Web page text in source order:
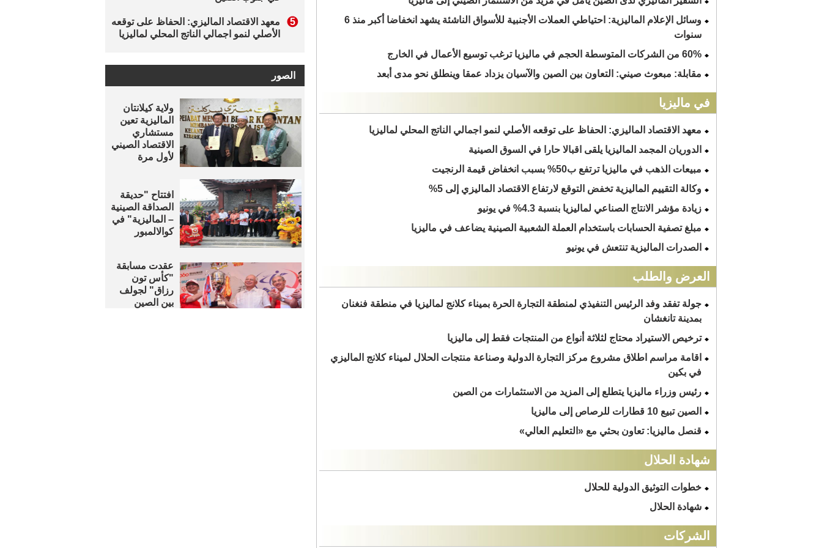
وسائل الإعلام الماليزية: احتياطي العملات الأجنبية للأسواق الناشئة يشهد انخفاضا أكبر منذ 6
سنوات
60% من الشركات المتوسطة الحجم في ماليزيا ترغب توسيع الأعمال في الخارج
مقابلة: مبعوث صيني: التعاون بين الصين والآسيان يزداد عمقا وينطلق نحو مدى أبعد
في ماليزيا
معهد الاقتصاد الماليزي: الحفاظ على توقعه الأصلي لنمو اجمالي الناتج المحلي لماليزيا
الدوريان المجمد الماليزيا يلقى اقبالا حارا في السوق الصينية
مبيعات الذهب في ماليزيا ترتفع ب50% بسبب انخفاض قيمة الرنجيت
وكالة التقييم الماليزية تخفض التوقع لارتفاع الاقتصاد الماليزي إلى 5%
زيادة مؤشر الانتاج الصناعي لماليزيا بنسبة 4.3% في يونيو
مبلغ تصفية الحسابات باستخدام العملة الشعبية الصينية يضاعف في ماليزيا
الصدرات الماليزية تنتعش في يونيو
العرض والطلب
جولة تفقد وفد الرئيس التنفيذي لمنطقة التجارة الحرة بميناء كلانج لماليزيا في منطقة فنغنان
بمدينة تانغشان
ترخيص الاستيراد محتاج لثلاثة أنواع من المنتجات فقط إلى ماليزيا
اقامة مراسم اطلاق مشروع مركز التجارة الدولية وصناعة منتجات الحلال لميناء كلانج الماليزي
في بكين
رئيس وزراء ماليزيا يتطلع إلى المزيد من الاستثمارات من الصين
الصين تبيع 10 قطارات للرصاص إلى ماليزيا
قنصل ماليزيا: تعاون بحثي مع «التعليم العالي»
شهادة الحلال
خطوات التوثيق الدولية للحلال
شهادة الحلال
الشركات